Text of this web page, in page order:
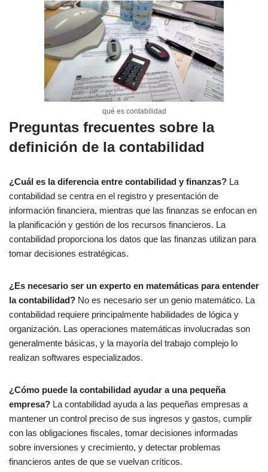
qué es contabilidad
Preguntas frecuentes sobre la
definición de la contabilidad
¿Cuál es la diferencia entre contabilidad y finanzas? La
contabilidad se centra en el registro y presentación de
información financiera, mientras que las finanzas se enfocan en
la planificación y gestión de los recursos financieros. La
contabilidad proporciona los datos que las finanzas utilizan para
tomar decisiones estratégicas.
¿Es necesario ser un experto en matemáticas para entender
la contabilidad? No es necesario ser un genio matemático. La
contabilidad requiere principalmente habilidades de lógica y
organización. Las operaciones matemáticas involucradas son
generalmente básicas, y la mayoría del trabajo complejo lo
realizan softwares especializados.
¿Cómo puede la contabilidad ayudar a una pequeña
empresa? La contabilidad ayuda a las pequeñas empresas a
mantener un control preciso de sus ingresos y gastos, cumplir
con las obligaciones fiscales, tomar decisiones informadas
sobre inversiones y crecimiento, y detectar problemas
financieros antes de que se vuelvan críticos.